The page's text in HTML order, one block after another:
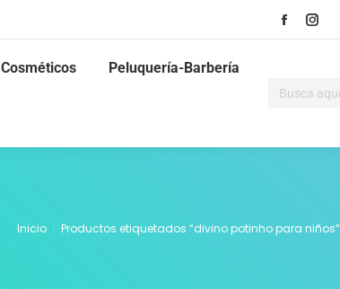
Cosméticos Peluquería-Barbería
Inicio Productos etiquetados “divino potinho para niños”